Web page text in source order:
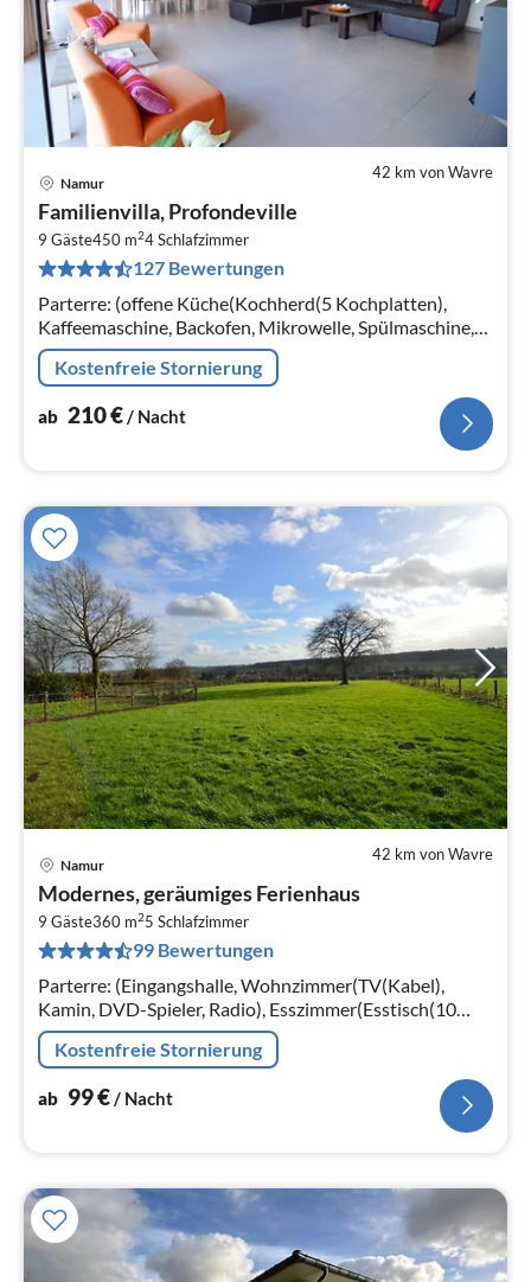
42 km von Wavre
Namur
Familienvilla, Profondeville
9 Gäste450 m24Schlafzimmer
127 Bewertungen
Parterre: (offene Küche(Kochherd(5 Kochplatten),
Kaffeemaschine, Backofen, Mikrowelle, Spülmaschine,
Kühl-/Gefrierkombination)
Kostenfreie Stornierung
ab 210€/ Nacht
42 km von Wavre
Namur
Modernes, geräumiges Ferienhaus
9 Gäste360 m25 Schlafzimmer
99 Bewertungen
Parterre: (Eingangshalle, Wohnzimmer(TV(Kabel),
Kamin, DVD-Spieler, Radio), Esszimmer(Esstisch(10
Personen)), Küche(2x Kaffeemaschine(Filter, pads)
Kostenfreie Stornierung
ab 99€/ Nacht